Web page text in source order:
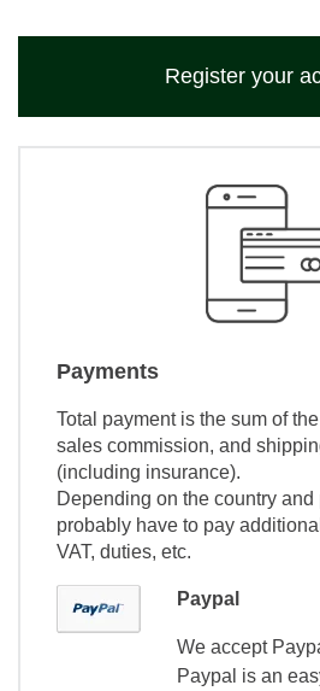
Register your
Payments
Total payment is the sum of
sales commission, and
(including insurance).
Depending on the country and
probably have to pay
VAT, duties, etc.
Paypal
We accept
Paypal is an